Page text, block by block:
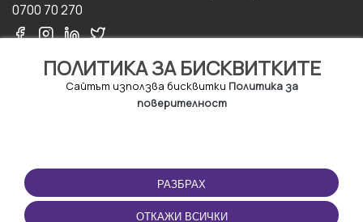
ПОЛИТИКА ЗА БИСКВИТКИТЕ
Сайтът използва бисквитки Политика за
поверителност
РАЗБРАХ
ОТКАЖИ ВСИЧКИ
0700 70 270
ПОЛЗВАНЕ
Правила и условия за
ползване
ПРИЛОЖЕНИЕТО